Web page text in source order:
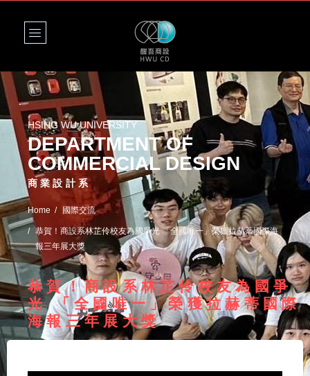
HSING WU UNIVERSITY
DEPARTMENT OF
COMMERCIAL DESIGN
商業設計系
Home 國際交流
恭賀！商設系林芷伶校友為國爭光 「全國唯一」榮獲拉赫蒂國際海
報三年展大獎
恭賀！商設系林芷伶校友為國爭
光 「全國唯一」榮獲拉赫蒂國際
海報三年展大獎